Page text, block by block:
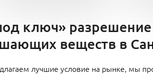
ключ»
веществ в
лучшие условие на рынке, мы